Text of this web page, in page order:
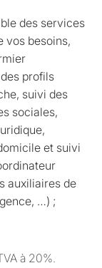
des services
vos besoins,
profils
suivi des
sociales,
et suivi
auxiliaires de
…) ;
à 20%.